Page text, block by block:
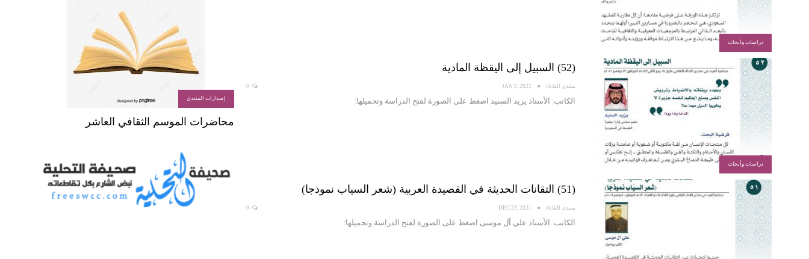
دراسات وأبحاث
دراسات وأبحاث
(52) السبيل إلى اليقظة المادية
منتدى الثلاثاء JAN 9, 2022
الكاتب: الأستاذ يزيد السنيد اضغط على الصورة لفتح الدراسة وتحميلها:
(51) التقانات الحديثة في القصيدة العربية (شعر السياب نموذجا)
منتدى الثلاثاء DEC 23, 2021
الكاتب: الأستاذ علي آل موسى اضغط على الصورة لفتح الدراسة وتحميلها:
إصدارات المنتدى
محاضرات الموسم الثقافي العاشر